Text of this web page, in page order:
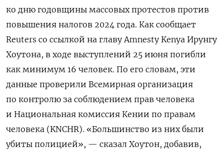
ко дню годовщины массовых протестов против
повышения налогов 2024 года. Как сообщает
Reuters со ссылкой на главу Amnesty Kenya Ирунгу
Хоутона, в ходе выступлений 25 июня погибли
как минимум 16 человек. По его словам, эти
данные проверили Всемирная организация
по контролю за соблюдением прав человека
и Национальная комиссия Кении по правам
человека (KNCHR). «Большинство из них были
убиты полицией», — сказал Хоутон, добавив,